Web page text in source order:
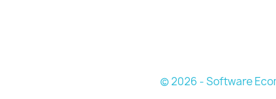
© 2026 - Software